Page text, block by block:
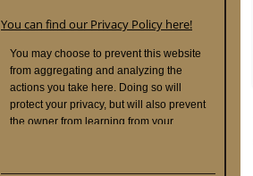
You can find our Privacy Policy here!